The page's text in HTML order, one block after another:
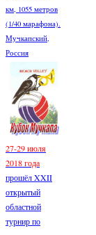
км, 1055 метров
(1/40 марафона).
Мучкапский,
Россия
27-29 июля
2018 года
прошёл XXII
открытый
областной
турнир по